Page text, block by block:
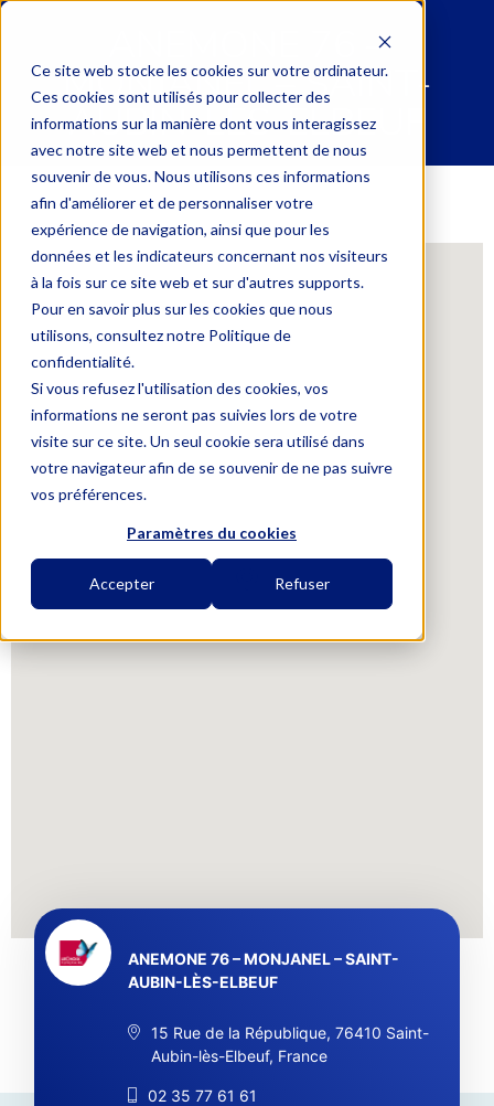
Ce site web stocke les cookies sur votre ordinateur.
Ces cookies sont utilisés pour collecter des
informations sur la manière dont vous interagissez
avec notre site web et nous permettent de nous
souvenir de vous. Nous utilisons ces informations
afin d'améliorer et de personnaliser votre
expérience de navigation, ainsi que pour les
données et les indicateurs concernant nos visiteurs
à la fois sur ce site web et sur d'autres supports.
Pour en savoir plus sur les cookies que nous
utilisons, consultez notre Politique de
confidentialité.
Si vous refusez l'utilisation des cookies, vos
informations ne seront pas suivies lors de votre
visite sur ce site. Un seul cookie sera utilisé dans
votre navigateur afin de se souvenir de ne pas suivre
vos préférences.
Paramètres du cookies
Accepter Refuser
ANEMONE 76 –
MONJANEL – SAINT-
AUBIN-LÈS-ELBEUF
ANEMONE 76 – MONJANEL – SAINT-
AUBIN-LÈS-ELBEUF
15 Rue de la République, 76410 Saint-
Aubin-lès-Elbeuf, France
02 35 77 61 61